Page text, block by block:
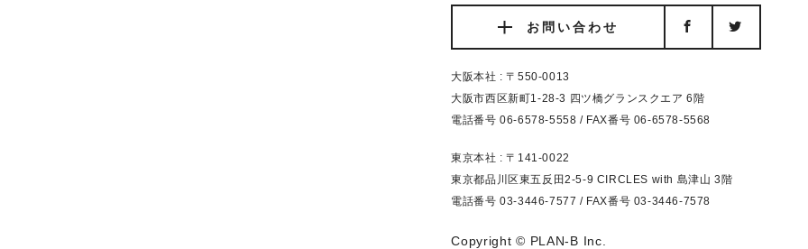
お問い合わせ
大阪本社 : 〒550-0013
大阪市西区新町1-28-3 四ツ橋グランスクエア 6階
電話番号 06-6578-5558 / FAX番号 06-6578-5568
東京本社 : 〒141-0022
東京都品川区東五反田2-5-9 CIRCLES with 島津山 3階
電話番号 03-3446-7577 / FAX番号 03-3446-7578
Copyright © PLAN-B Inc.